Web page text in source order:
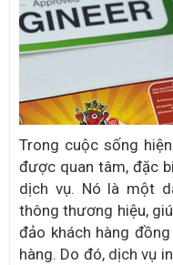
Trong cuộc sống
được quan tâm, đặc
dịch vụ. Nó là một
thông thương hiệu,
đảo khách hàng
hàng. Do đó, dịch vụ